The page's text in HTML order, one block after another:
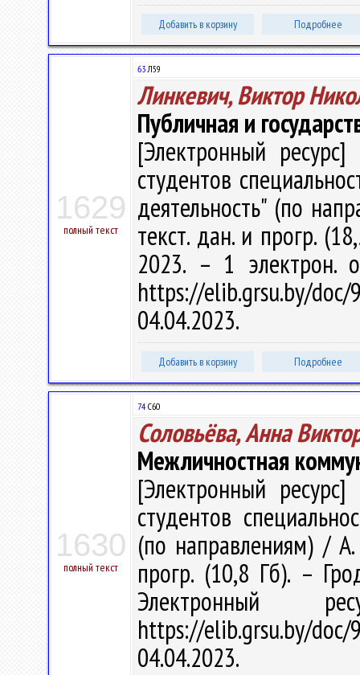
Добавить в корзину Подробнее
1629
полный текст
63Л59
Линкевич, Виктор
Публичная и
[Электронный
студентов
деятельность" (по
текст. дан. и прогр.
2023. – 1 электрон.
https://elib.grsu.by/
04.04.2023.
Добавить в корзину Подробнее
1630
полный текст
74 С60
Соловьёва, Анна
Межличностная
[Электронный
студентов
(по направлениям) / А.
прогр. (10,8 Гб). –
Электронный
https://elib.grsu.by/
04.04.2023.